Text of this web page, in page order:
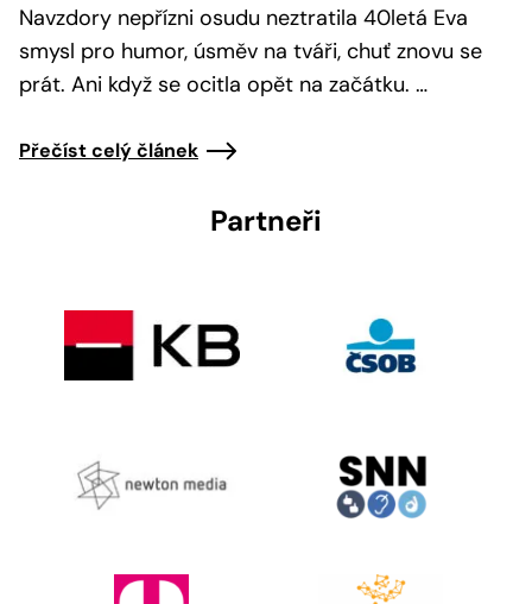
Navzdory nepřízni osudu neztratila 40letá Eva
smysl pro humor, úsměv na tváři, chuť znovu se
prát. Ani když se ocitla opět na začátku. …
Přečíst celý článek
Partneři